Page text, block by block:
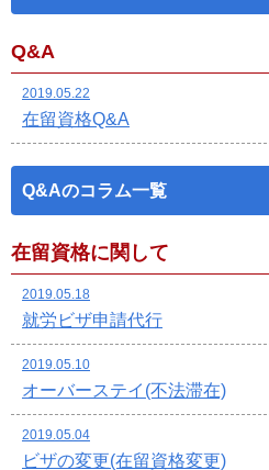
Q&A
2019.05.22
在留資格Q&A
Q&Aのコラム一覧
在留資格に関して
2019.05.18
就労ビザ申請代行
2019.05.10
オーバーステイ(不法滞在)
2019.05.04
ビザの変更(在留資格変更)